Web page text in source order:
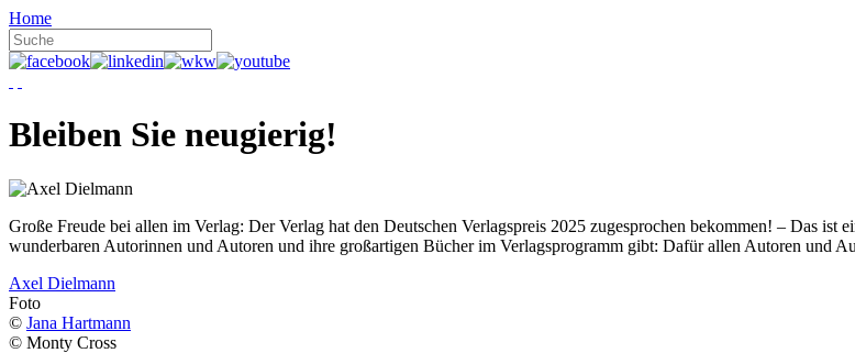
Home
Bleiben Sie neugierig!
Große Freude bei allen im Verlag: Der Verlag hat den Deutschen Verlagspreis 2025 zugesprochen bekommen! – Das
wunderbaren Autorinnen und Autoren und ihre großartigen Bücher im Verlagsprogramm gibt: Dafür allen Autoren und
Axel Dielmann
Foto
© Jana Hartmann
© Monty Cross